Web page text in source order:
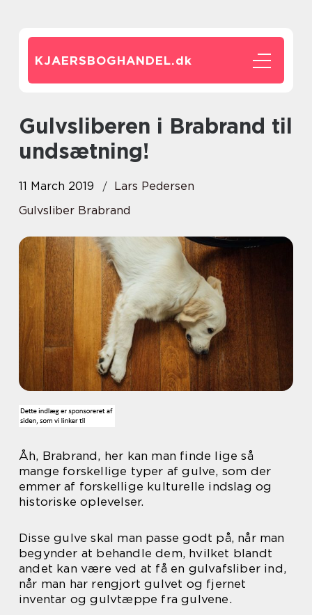
KJAERSBOGHANDEL.dk
Gulvsliberen i Brabrand til
undsætning!
11 March 2019
Lars Pedersen
Gulvsliber Brabrand
Åh, Brabrand, her kan man finde lige så
mange forskellige typer af gulve, som der
emmer af forskellige kulturelle indslag og
historiske oplevelser.
Disse gulve skal man passe godt på, når man
begynder at behandle dem, hvilket blandt
andet kan være ved at få en gulvafsliber ind,
når man har rengjort gulvet og fjernet
inventar og gulvtæppe fra gulvene.